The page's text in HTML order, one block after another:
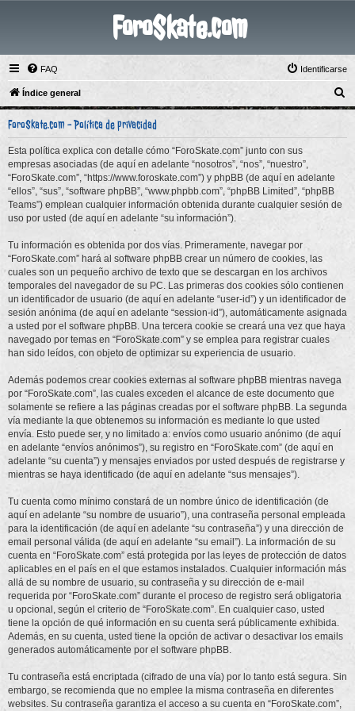
ForoSkate.com
FAQ Identificarse
Índice general
u
ForoSkate.com - Política de privacidad
Esta política explica con detalle cómo “ForoSkate.com” junto con sus
empresas asociadas (de aquí en adelante “nosotros”, “nos”, “nuestro”,
“ForoSkate.com”, “https://www.foroskate.com”) y phpBB (de aquí en adelante
“ellos”, “sus”, “software phpBB”, “www.phpbb.com”, “phpBB Limited”, “phpBB
Teams”) emplean cualquier información obtenida durante cualquier sesión de
uso por usted (de aquí en adelante “su información”).
Tu información es obtenida por dos vías. Primeramente, navegar por
“ForoSkate.com” hará al software phpBB crear un número de cookies, las
cuales son un pequeño archivo de texto que se descargan en los archivos
temporales del navegador de su PC. Las primeras dos cookies sólo contienen
un identificador de usuario (de aquí en adelante “user-id”) y un identificador de
sesión anónima (de aquí en adelante “session-id”), automáticamente asignada
a usted por el software phpBB. Una tercera cookie se creará una vez que haya
navegado por temas en “ForoSkate.com” y se emplea para registrar cuales
han sido leídos, con objeto de optimizar su experiencia de usuario.
Además podemos crear cookies externas al software phpBB mientras navega
por “ForoSkate.com”, las cuales exceden el alcance de este documento que
solamente se refiere a las páginas creadas por el software phpBB. La segunda
vía mediante la que obtenemos su información es mediante lo que usted
envía. Esto puede ser, y no limitado a: envíos como usuario anónimo (de aquí
en adelante “envíos anónimos”), su registro en “ForoSkate.com” (de aquí en
adelante “su cuenta”) y mensajes enviados por usted después de registrarse y
mientras se haya identificado (de aquí en adelante “sus mensajes”).
Tu cuenta como mínimo constará de un nombre único de identificación (de
aquí en adelante “su nombre de usuario”), una contraseña personal empleada
para la identificación (de aquí en adelante “su contraseña”) y una dirección de
email personal válida (de aquí en adelante “su email”). La información de su
cuenta en “ForoSkate.com” está protegida por las leyes de protección de datos
aplicables en el país en el que estamos instalados. Cualquier información más
allá de su nombre de usuario, su contraseña y su dirección de e-mail
requerida por “ForoSkate.com” durante el proceso de registro será obligatoria
u opcional, según el criterio de “ForoSkate.com”. En cualquier caso, usted
tiene la opción de qué información en su cuenta será públicamente exhibida.
Además, en su cuenta, usted tiene la opción de activar o desactivar los emails
generados automáticamente por el software phpBB.
Tu contraseña está encriptada (cifrado de una vía) por lo tanto está segura. Sin
embargo, se recomienda que no emplee la misma contraseña en diferentes
websites. Su contraseña garantiza el acceso a su cuenta en “ForoSkate.com”,